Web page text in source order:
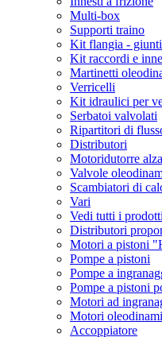
Multi-box
Supporti traino
Kit flangia -
Kit raccordi e
Martinetti
Verricelli
Kit idraulici per
Serbatoi valvolati
Ripartitori di
Distributori
Motoridutorre
Valvole
Scambiatori di
Vari
Vedi tutti i prodotti
Distributori
Motori a pistoni
Pompe a pistoni
Pompe a
Pompe a pistoni
Motori ad
Motori
Accoppiatore